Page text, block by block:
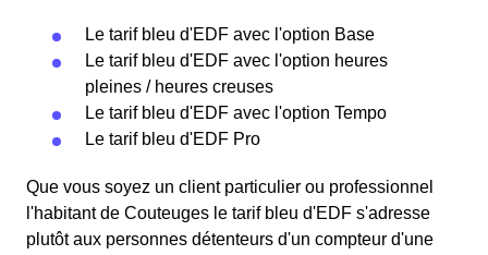
Le tarif bleu d'EDF avec l'option Base
Le tarif bleu d'EDF avec l'option heures
pleines / heures creuses
Le tarif bleu d'EDF avec l'option Tempo
Le tarif bleu d'EDF Pro
Que vous soyez un client particulier ou professionnel
l'habitant de Couteuges le tarif bleu d'EDF s'adresse
plutôt aux personnes détenteurs d'un compteur d'une